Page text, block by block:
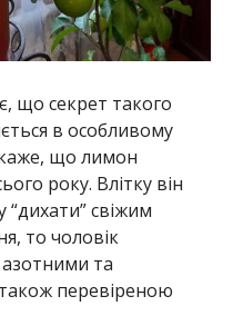
що секрет такого
в особливому
каже, що лимон
року. Влітку він
свіжим
то чоловік
азотними та
перевіреною